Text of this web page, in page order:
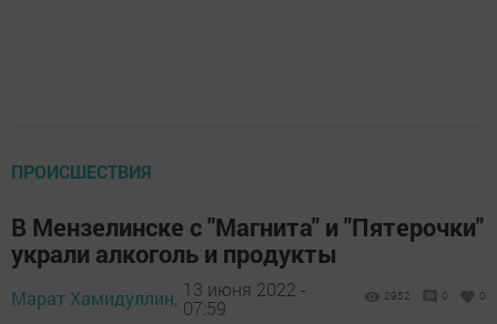
ПРОИСШЕСТВИЯ
В Мензелинске с "Магнита" и "Пятерочки"
украли алкоголь и продукты
Марат Хамидуллин, 13 июня 2022 -
07:59
2952 0 0